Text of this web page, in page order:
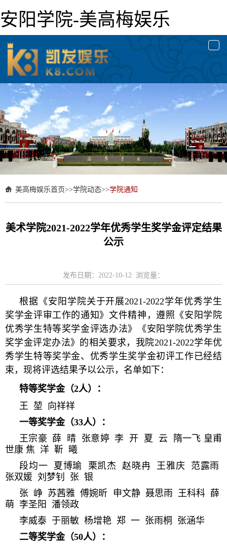
安阳学院-美高梅娱乐
美高梅娱乐首页>>学院动态>>学院通知
美术学院2021-2022学年优秀学生奖学金评定结果
公示
发布日期：2022-10-12 浏览量：
根据《安阳学院关于开展2021-2022学年优秀学生
奖学金评审工作的通知》文件精神，遵照《安阳学院
优秀学生特等奖学金评选办法》《安阳学院优秀学生
奖学金评定办法》的相关要求，我院2021-2022学年优
秀学生特等奖学金、优秀学生奖学金初评工作已经结
束，现将评选结果予以公示，名单如下：
特等奖学金（2人）：
王 堃 向祥祥
一等奖学金（33人）：
王宗豪 薛 晴 张意婷 李 开 夏 云 隋一飞 皇甫
世康 焦 洋 靳 曦
段均一 夏博瑜 栗凯杰 赵晓冉 王雅庆 范露雨
张双媛 刘梦钊 张 银
张 峥 苏茜雅 傅婉昕 申文静 聂思雨 王科科 薛
萌 李圣阳 潘领政
李威泰 于丽敏 杨增艳 郑 一 张雨桐 张涵华
二等奖学金（50人）：